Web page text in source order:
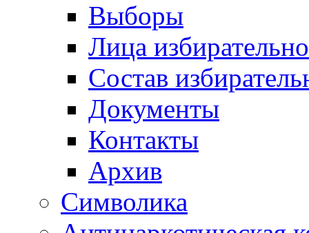
Выборы
Лица
Состав
Документы
Контакты
Архив
Символика